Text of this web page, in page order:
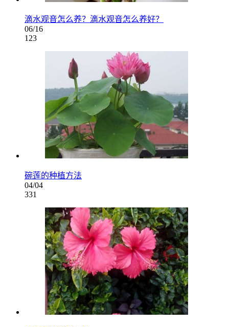
滴水观音怎么养？滴水观音怎么养好？
06/16
123
碗莲的种植方法
04/04
331